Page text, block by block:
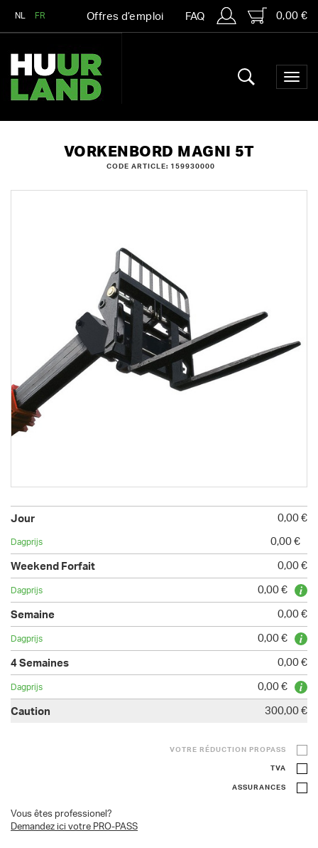
NL FR Offres d’emploi FAQ 0,00 €
VORKENBORD MAGNI 5T
CODE ARTICLE: 159930000
0,00 €
0,00 €
0,00 €
0,00 €
0,00 €
0,00 €
0,00 €
0,00 €
300,00 €
VOTRE RÉDUCTION PROPASS
TVA
ASSURANCES
Vous êtes professionel?
Demandez ici votre PRO-PASS